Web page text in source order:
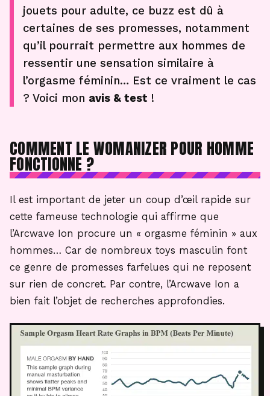
jouets pour adulte, ce buzz est dû à
certaines de ses promesses, notamment
qu’il pourrait permettre aux hommes de
ressentir une sensation similaire à
l’orgasme féminin… Est ce vraiment le cas
? Voici mon avis & test !
COMMENT LE WOMANIZER POUR HOMME
FONCTIONNE ?
Il est important de jeter un coup d’œil rapide sur
cette fameuse technologie qui affirme que
l’Arcwave Ion procure un « orgasme féminin » aux
hommes… Car de nombreux toys masculin font
ce genre de promesses farfelues qui ne reposent
sur rien de concret. Par contre, l’Arcwave Ion a
bien fait l’objet de recherches approfondies.